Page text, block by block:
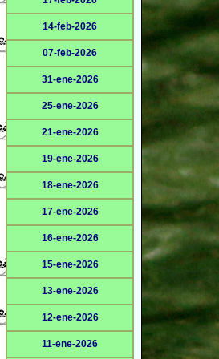
14-feb-2026
07-feb-2026
31-ene-2026
25-ene-2026
21-ene-2026
19-ene-2026
18-ene-2026
17-ene-2026
16-ene-2026
15-ene-2026
13-ene-2026
12-ene-2026
11-ene-2026